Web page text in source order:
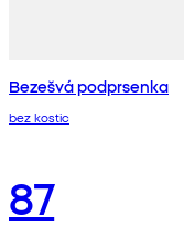
Bezešvá podprsenka
bez kostic
87